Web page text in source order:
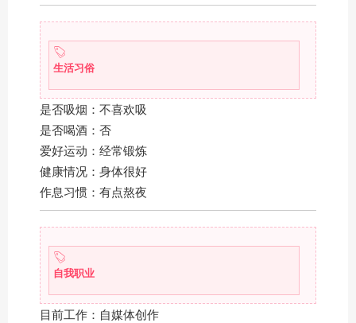
生活习俗
是否吸烟：不喜欢吸
是否喝酒：否
爱好运动：经常锻炼
健康情况：身体很好
作息习惯：有点熬夜
自我职业
目前工作：自媒体创作